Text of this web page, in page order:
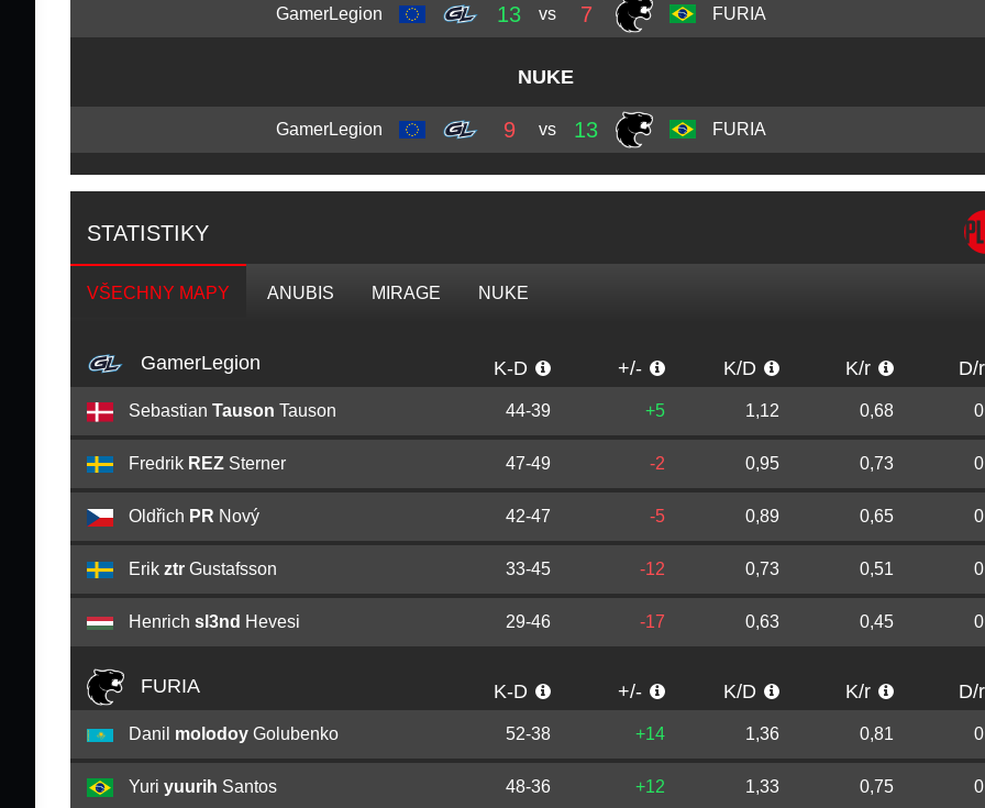
GamerLegion 13 vs 7 FURIA
NUKE
GamerLegion 9 vs 13 FURIA
STATISTIKY
VŠECHNY MAPY ANUBIS MIRAGE NUKE
GamerLegion K-D +/- K/D K/r
Sebastian Tauson Tauson 44-39 +5 1,12 0,68
Fredrik REZ Sterner 47-49 -2 0,95 0,73
Oldřich PR Nový 42-47 -5 0,89 0,65
Erik ztr Gustafsson 33-45 -12 0,73 0,51
Henrich sl3nd Hevesi 29-46 -17 0,63 0,45
FURIA K-D +/- K/D K/r
Danil molodoy Golubenko 52-38 +14 1,36 0,81
Yuri yuurih Santos 48-36 +12 1,33 0,75